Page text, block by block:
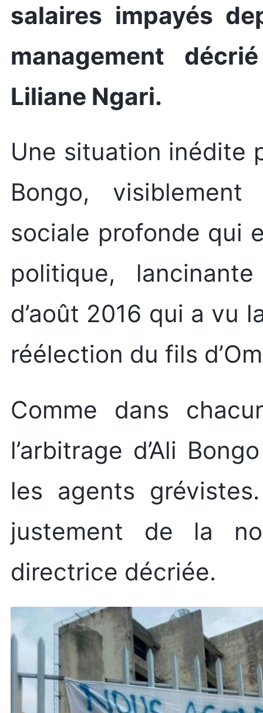
salaires impayés
management
Liliane Ngari.
Une situation inédite
Bongo,
sociale profonde qui
politique,
d’août 2016 qui a vu
réélection du fils
Comme dans
l’arbitrage d’Ali
les agents
justement de la
directrice décriée.